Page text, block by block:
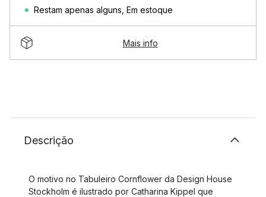
Restam apenas alguns Em estoque
Mais info
Descrição
O motivo no Tabuleiro Cornflower da Design House
Stockholm é ilustrado por Catharina Kippel que